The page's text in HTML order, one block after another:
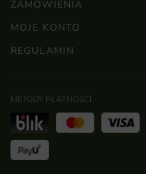
ZAMÓWIENIA
MOJE KONTO
REGULAMIN
METODY PŁATNOŚCI